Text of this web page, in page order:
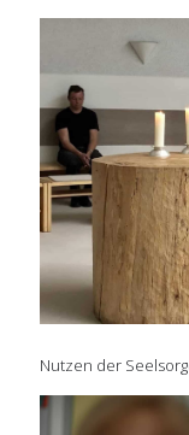
Nutzen der